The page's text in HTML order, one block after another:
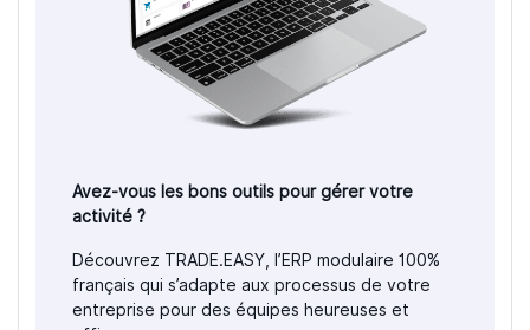
Avez-vous les bons outils pour gérer votre
activité ?
Découvrez TRADE.EASY, l’ERP modulaire 100%
français qui s’adapte aux processus de votre
entreprise pour des équipes heureuses et